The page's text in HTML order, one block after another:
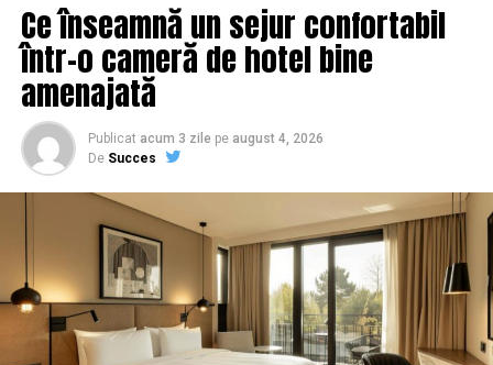
Ce înseamnă un sejur confortabil
într-o cameră de hotel bine
amenajată
Publicat acum 3 zile pe august 4, 2026
De Succes